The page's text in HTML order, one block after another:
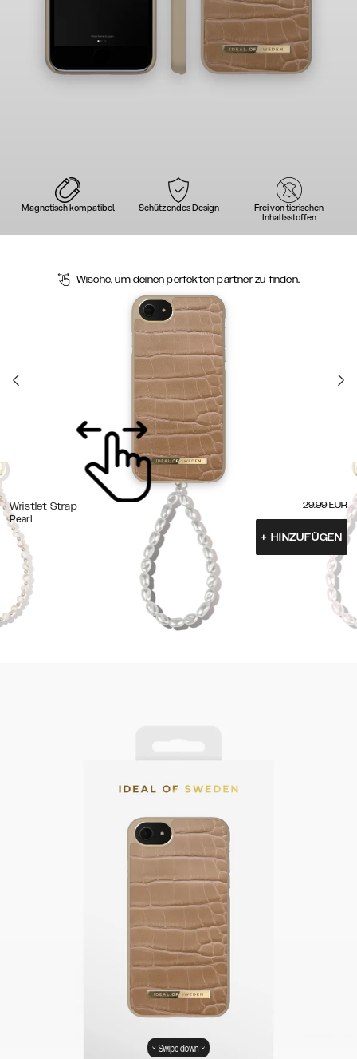
Magnetisch kompatibel Schützendes Design Frei von tierischen
Inhaltsstoffen
Wische, um deinen perfekten partner zu finden.
Wristlet Strap
Pearl
29.99 EUR
+ HINZUFÜGEN
Swipe down